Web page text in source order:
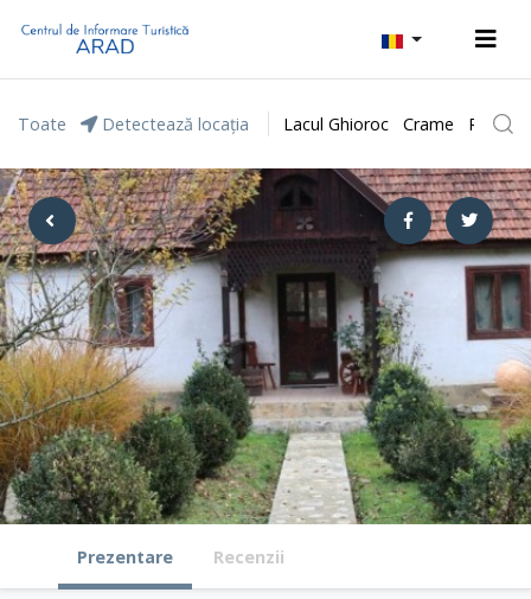
Toate Detectează locația Lacul Ghioroc Crame Parcul
Prezentare Recenzii